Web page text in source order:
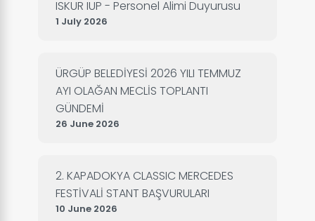
ISKUR IUP - Personel Alimi Duyurusu
1 July 2026
ÜRGÜP BELEDİYESİ 2026 YILI TEMMUZ
AYI OLAĞAN MECLİS TOPLANTI
GÜNDEMİ
26 June 2026
2. KAPADOKYA CLASSIC MERCEDES
FESTİVALİ STANT BAŞVURULARI
10 June 2026